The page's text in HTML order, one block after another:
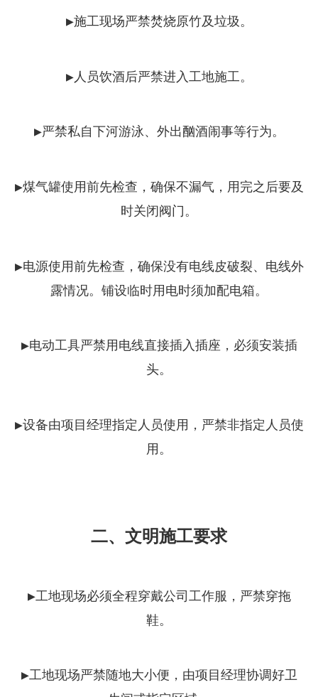
▶施工现场严禁焚烧原竹及垃圾。
▶人员饮酒后严禁进入工地施工。
▶严禁私自下河游泳、外出酗酒闹事等行为。
▶煤气罐使用前先检查，确保不漏气，用完之后要及
时关闭阀门。
▶电源使用前先检查，确保没有电线皮破裂、电线外
露情况。铺设临时用电时须加配电箱。
▶电动工具严禁用电线直接插入插座，必须安装插
头。
▶设备由项目经理指定人员使用，严禁非指定人员使
用。
二、文明施工要求
▶工地现场必须全程穿戴公司工作服，严禁穿拖
鞋。
▶工地现场严禁随地大小便，由项目经理协调好卫